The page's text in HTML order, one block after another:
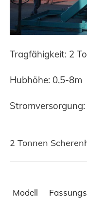
Tragfähigkeit: 2
Hubhöhe: 0,5-8m
2 Tonnen
Modell